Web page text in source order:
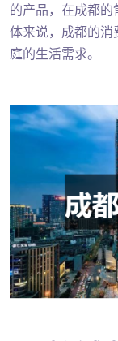
的产品，在成都
体来说，成都的
庭的生活需求。